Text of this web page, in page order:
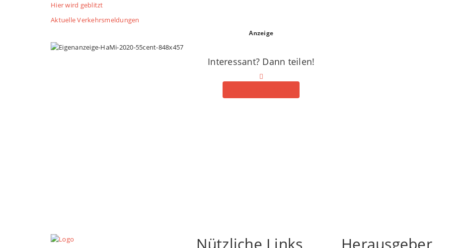
Hier wird geblitzt
Aktuelle Verkehrsmeldungen
Anzeige
Interessant? Dann teilen!
Nützliche Links
Herausgeber